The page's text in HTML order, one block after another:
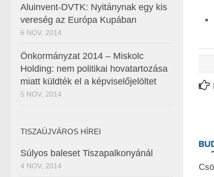
Aluinvent-DVTK: Nyitánynak egy kis
vereség az Európa Kupában
6 NOV, 2014
Önkormányzat 2014 – Miskolc
Holding: nem politikai hovatartozása
miatt küldték el a képviselőjelöltet
5 NOV, 2014
TISZAÚJVÁROS HÍREI
Súlyos baleset Tiszapalkonyánál
4 NOV, 2014